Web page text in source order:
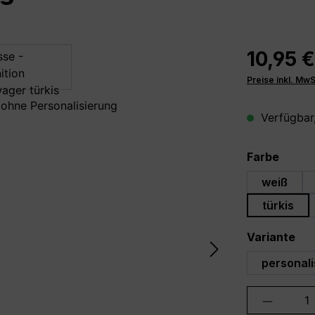
10,95 €
Preise inkl.
Farbe
weiß
türkis
Variante